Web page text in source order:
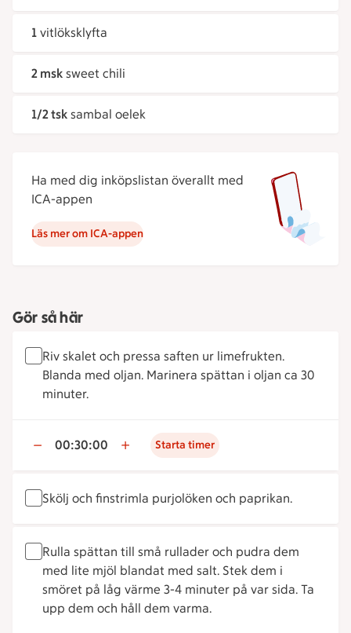
1 vitlöksklyfta
2 msk sweet chili
1/2 tsk sambal oelek
Ha med dig inköpslistan överallt med
ICA-appen
Läs mer om ICA-appen
Gör så här
Riv skalet och pressa saften ur limefrukten.
Blanda med oljan. Marinera spättan i oljan ca 30
minuter.
00:30:00 Starta timer
Skölj och finstrimla purjolöken och paprikan.
Rulla spättan till små rullader och pudra dem
med lite mjöl blandat med salt. Stek dem i
smöret på låg värme 3-4 minuter på var sida. Ta
upp dem och håll dem varma.